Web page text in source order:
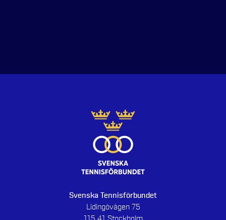
Svenska Tennisförbundet
Lidingövägen 75
115 41 Stockholm